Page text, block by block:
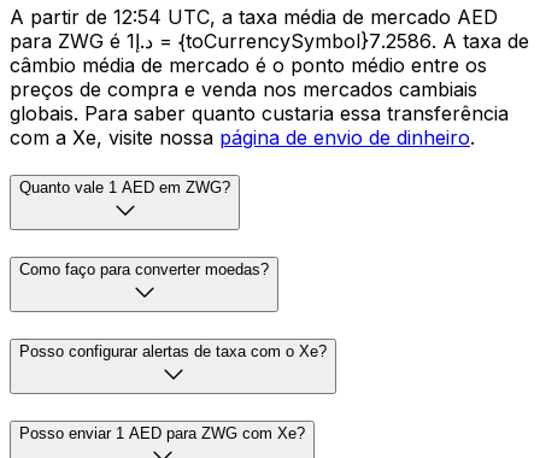
A partir de 12:54 UTC, a taxa média de mercado AED
para ZWG é د.إ1 = {toCurrencySymbol}7.2586. A taxa de
câmbio média de mercado é o ponto médio entre os
preços de compra e venda nos mercados cambiais
globais. Para saber quanto custaria essa transferência
com a Xe, visite nossa página de envio de dinheiro.
Quanto vale 1 AED em ZWG?
Como faço para converter moedas?
Posso configurar alertas de taxa com o Xe?
Posso enviar 1 AED para ZWG com Xe?